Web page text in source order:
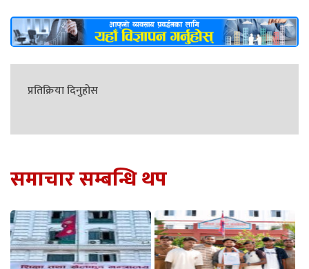
प्रतिक्रिया दिनुहोस
समाचार सम्बन्धि थप